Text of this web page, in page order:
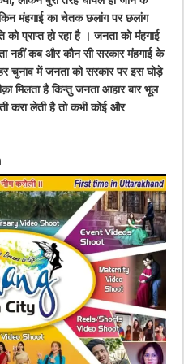
मंहगाई का चेतक छलांग पर छलांग
को प्राप्त हो रहा है । जनता को मंहगाई
नहीं कब और कौन सी सरकार मंहगाई के
चुनाव में जनता को सरकार पर इस घोड़े
मिलता है किन्तु जनता आहार बार भूल
करा लेती है तो कभी कोई और